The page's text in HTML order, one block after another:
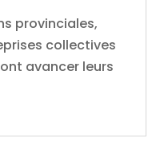
provinciales,
collectives
avancer leurs